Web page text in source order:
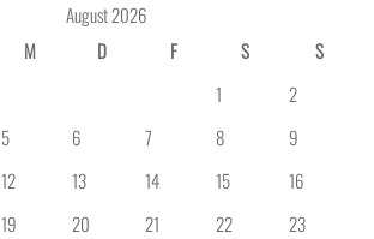
August 2026
M D F S
S
1
2
5 6 7 8
9
12 13 14 15
16
19 20 21 22
23